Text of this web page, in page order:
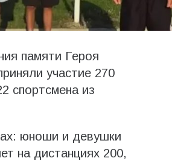
памяти Героя
участие 270
спортсмена из
юноши и девушки
на дистанциях 200,